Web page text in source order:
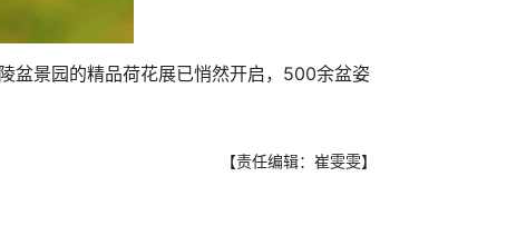
景园的精品荷花展已悄然开启，500余盆姿
【责任编辑：崔雯雯】